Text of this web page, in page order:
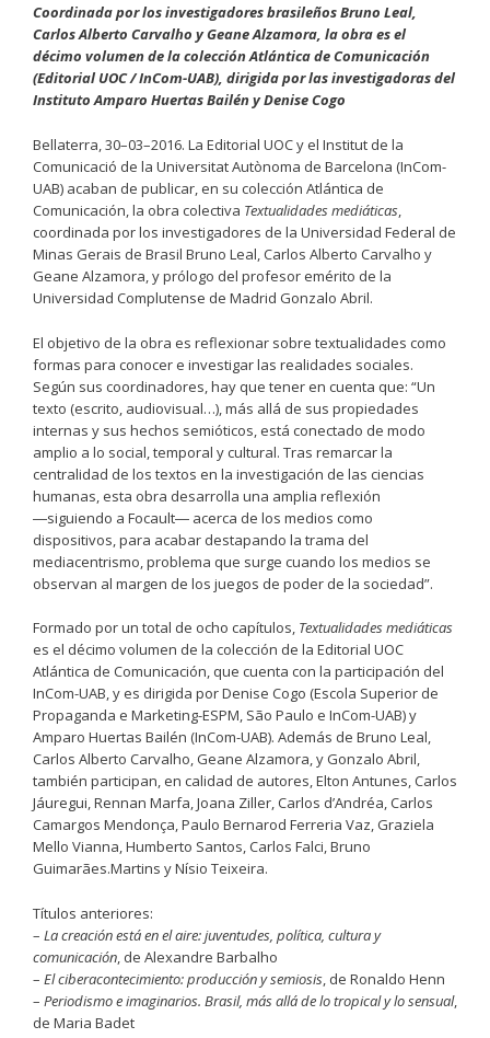
Coordinada por los investigadores brasileños Bruno Leal,
Carlos Alberto Carvalho y Geane Alzamora, la obra es el
décimo volumen de la colección Atlántica de Comunicación
(Editorial UOC / InCom-UAB), dirigida por las investigadoras del
Instituto Amparo Huertas Bailén y Denise Cogo
Bellaterra, 30–03–2016. La Editorial UOC y el Institut de la
Comunicació de la Universitat Autònoma de Barcelona (InCom-
UAB) acaban de publicar, en su colección Atlántica de
Comunicación, la obra colectiva Textualidades mediáticas,
coordinada por los investigadores de la Universidad Federal de
Minas Gerais de Brasil Bruno Leal, Carlos Alberto Carvalho y
Geane Alzamora, y prólogo del profesor emérito de la
Universidad Complutense de Madrid Gonzalo Abril.
El objetivo de la obra es reflexionar sobre textualidades como
formas para conocer e investigar las realidades sociales.
Según sus coordinadores, hay que tener en cuenta que: “Un
texto (escrito, audiovisual…), más allá de sus propiedades
internas y sus hechos semióticos, está conectado de modo
amplio a lo social, temporal y cultural. Tras remarcar la
centralidad de los textos en la investigación de las ciencias
humanas, esta obra desarrolla una amplia reflexión
―siguiendo a Focault― acerca de los medios como
dispositivos, para acabar destapando la trama del
mediacentrismo, problema que surge cuando los medios se
observan al margen de los juegos de poder de la sociedad”.
Formado por un total de ocho capítulos, Textualidades mediáticas
es el décimo volumen de la colección de la Editorial UOC
Atlántica de Comunicación, que cuenta con la participación del
InCom-UAB, y es dirigida por Denise Cogo (Escola Superior de
Propaganda e Marketing-ESPM, São Paulo e InCom-UAB) y
Amparo Huertas Bailén (InCom-UAB). Además de Bruno Leal,
Carlos Alberto Carvalho, Geane Alzamora, y Gonzalo Abril,
también participan, en calidad de autores, Elton Antunes, Carlos
Jáuregui, Rennan Marfa, Joana Ziller, Carlos d’Andréa, Carlos
Camargos Mendonça, Paulo Bernarod Ferreria Vaz, Graziela
Mello Vianna, Humberto Santos, Carlos Falci, Bruno
Guimarães.Martins y Nísio Teixeira.
Títulos anteriores:
– La creación está en el aire: juventudes, política, cultura y
comunicación, de Alexandre Barbalho
– El ciberacontecimiento: producción y semiosis, de Ronaldo Henn
– Periodismo e imaginarios. Brasil, más allá de lo tropical y lo sensual,
de Maria Badet